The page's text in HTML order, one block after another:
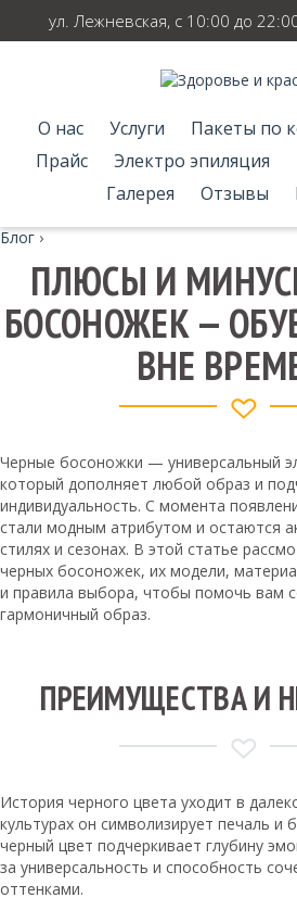
ул. Лежневская, с 10:00 до
О нас Услуги
Пакеты по
Прайс
Электро эпиляция
Галерея
Отзывы
Блог ›
ПЛЮСЫ И
БОСОНОЖЕК —
ВНЕ
Черные босоножки — универсальный
который дополняет любой образ и
индивидуальность. С момента
стали модным атрибутом и остаются
стилях и сезонах. В этой статье
черных босоножек, их модели,
и правила выбора, чтобы помочь вам
гармоничный образ.
ПРЕИМУЩЕСТВА И
История черного цвета уходит в
культурах он символизирует печаль и
черный цвет подчеркивает глубину
за универсальность и способность
оттенками.